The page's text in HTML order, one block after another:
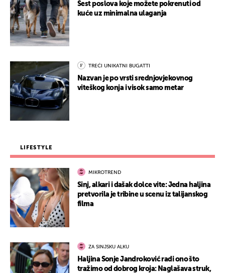
Šest poslova koje možete pokrenuti od
kuće uz minimalna ulaganja
TREĆI UNIKATNI BUGATTI
Nazvan je po vrsti srednjovjekovnog
viteškog konja i visok samo metar
LIFESTYLE
MIKROTREND
Sinj, alkari i dašak dolce vite: Jedna haljina
pretvorila je tribine u scenu iz talijanskog
filma
ZA SINJSKU ALKU
Haljina Sonje Jandroković radi ono što
tražimo od dobrog kroja: Naglašava struk,